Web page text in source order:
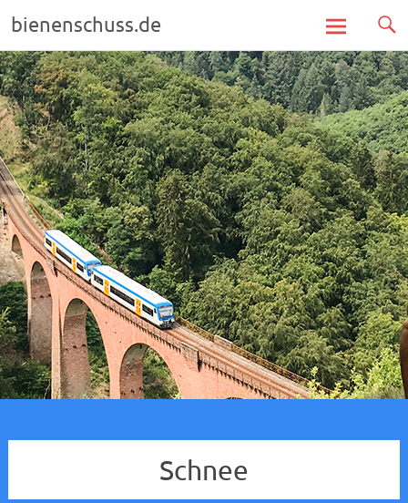
bienenschuss.de
Zum
Inhalt
springen
Schnee